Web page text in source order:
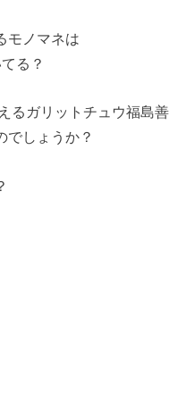
モノマネは
る？
るガリットチュウ福島
でしょうか？